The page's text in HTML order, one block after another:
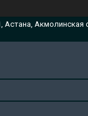
Астана, Акмолинская